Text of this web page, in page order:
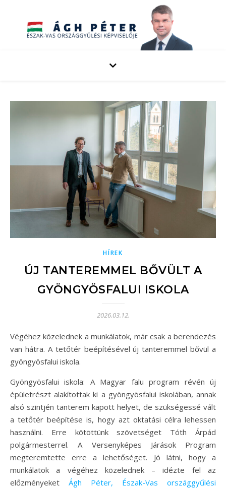
HÍREK
ÚJ TANTEREMMEL BŐVÜLT A
GYÖNGYÖSFALUI ISKOLA
2026.03.12.
Végéhez közelednek a munkálatok, már csak a berendezés
van hátra. A tetőtér beépítésével új tanteremmel bővül a
gyöngyösfalui iskola.
Gyöngyösfalui iskola: A Magyar falu program révén új
épületrészt alakítottak ki a gyöngyösfalui iskolában, annak
alsó szintjén tanterem kapott helyet, de szükségessé vált
a tetőtér beépítése is, hogy azt oktatási célra lehessen
használni. Erre kötöttünk szövetséget Tóth Árpád
polgármesterrel. A Versenyképes Járások Program
megteremtette erre a lehetőséget. Jó látni, hogy a
munkálatok a végéhez közelednek – idézte fel az
előzményeket Ágh Péter, Észak-Vas országgyűlési